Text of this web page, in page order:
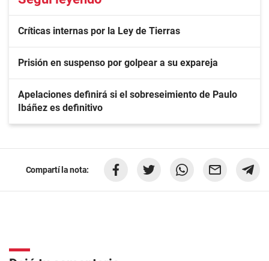
Críticas internas por la Ley de Tierras
Prisión en suspenso por golpear a su expareja
Apelaciones definirá si el sobreseimiento de Paulo
Ibáñez es definitivo
Compartí la nota: